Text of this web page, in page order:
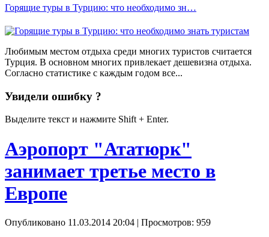
Горящие туры в Турцию: что необходимо зн…
Любимым местом отдыха среди многих туристов считается
Турция. В основном многих привлекает дешевизна отдыха.
Согласно статистике с каждым годом все...
Увидели ошибку ?
Выделите текст и нажмите Shift + Enter.
Аэропорт "Ататюрк"
занимает третье место в
Европе
Опубликовано 11.03.2014 20:04 | Просмотров: 959